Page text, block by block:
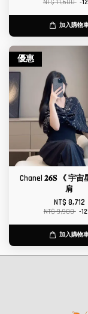
NT$ 11,680 -
加入購物
優惠
Chanel 𝟐𝟔𝐒 《 宇宙
肩
NT$ 8,712
NT$ 9,900 -
加入購物